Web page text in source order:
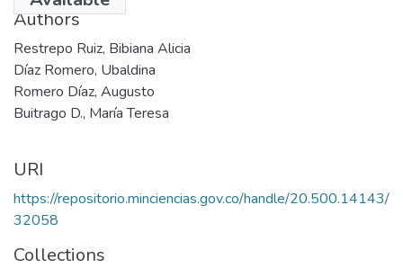
Authors
Restrepo Ruiz, Bibiana Alicia
Díaz Romero, Ubaldina
Romero Díaz, Augusto
Buitrago D., María Teresa
URI
https://repositorio.minciencias.gov.co/handle/20.500.14143/
32058
Collections